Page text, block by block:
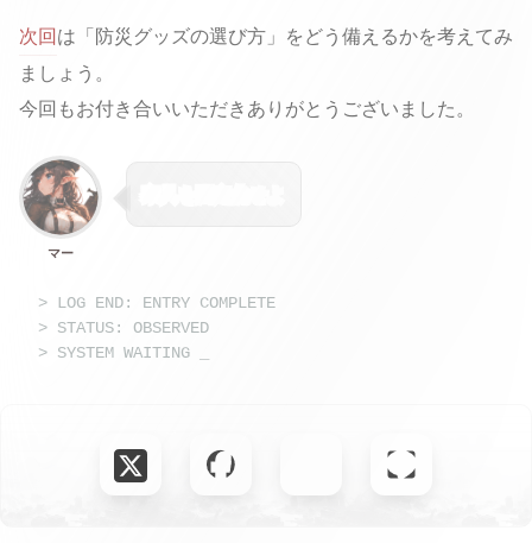
次回 は「防災グッズの選び方」をどう備えるかを考えてみ
ましょう。
今回もお付き合いいただきありがとうございました。
マー
> LOG END: ENTRY COMPLETE
> STATUS: OBSERVED
> SYSTEM WAITING